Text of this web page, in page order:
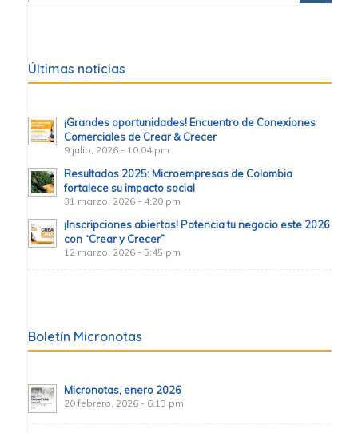
Últimas noticias
¡Grandes oportunidades! Encuentro de Conexiones
Comerciales de Crear & Crecer
9 julio, 2026 - 10:04 pm
Resultados 2025: Microempresas de Colombia
fortalece su impacto social
31 marzo, 2026 - 4:20 pm
¡Inscripciones abiertas! Potencia tu negocio este 2026
con “Crear y Crecer”
12 marzo, 2026 - 5:45 pm
Boletín Micronotas
Micronotas, enero 2026
20 febrero, 2026 - 6:13 pm